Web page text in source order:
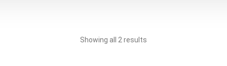
Showing all 2 results